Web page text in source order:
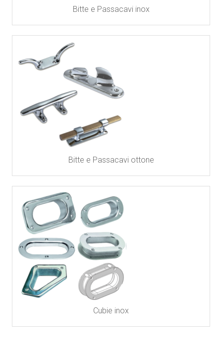
Bitte e Passacavi inox
Bitte e Passacavi ottone
Cubie inox